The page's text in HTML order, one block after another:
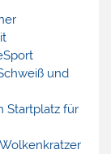
und
Startplatz für